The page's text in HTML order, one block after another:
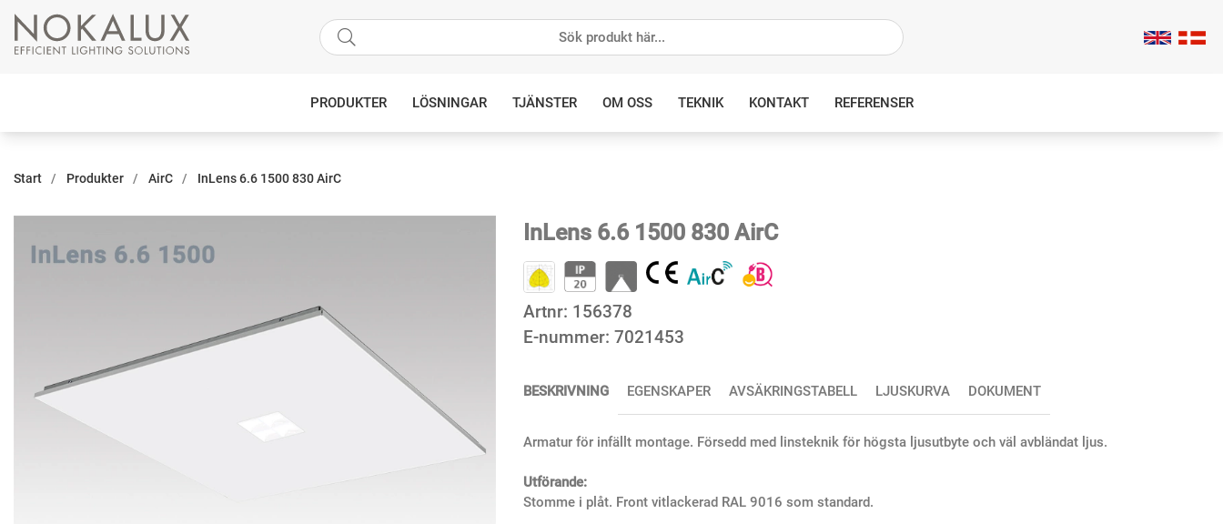
PRODUKTER LÖSNINGAR TJÄNSTER OM OSS TEKNIK KONTAKT REFERENSER
Start Produkter AirC InLens 6.6 1500 830 AirC
InLens 6.6 1500 830 AirC
Artnr: 156378
E-nummer: 7021453
BESKRIVNING
Armatur för infällt montage. Försedd med linsteknik för högsta ljusutbyte och väl avbländat ljus.
Utförande:
Stomme i plåt. Front vitlackerad RAL 9016 som standard.
EGENSKAPER AVSÄKRINGSTABELL LJUSKURVA DOKUMENT